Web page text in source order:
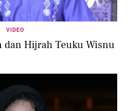
VIDEO
dan Hijrah Teuku Wisnu